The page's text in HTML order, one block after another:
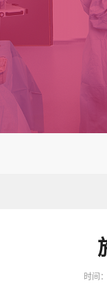
时间